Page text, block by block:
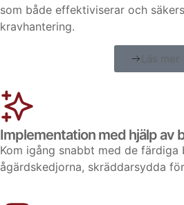
som både effektiviserar och
kravhantering.
Läs mer
Implementation med hjälp av
Kom igång snabbt med de färdiga
ågärdskedjorna, skräddarsydda